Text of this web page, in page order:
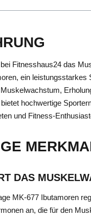
Fitnesshaus24 das
ein leistungsstarkes
hochwertige
und Fitness-
DAS
MK-677 Ibutamoren
an, die für den